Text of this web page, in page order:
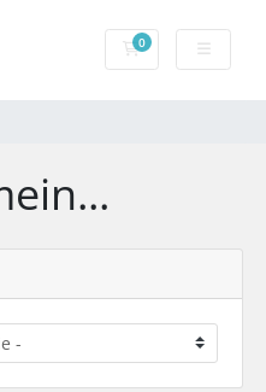
0Winkelwagen